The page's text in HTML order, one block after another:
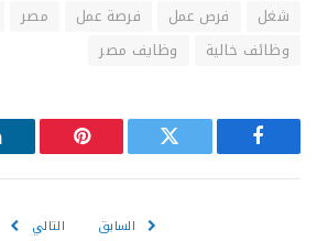
شغل فرص عمل فرصة عمل مصر
وظائف خالية
وظايف مصر
فيسبوك تويتر بينتيريست
السابق التالي